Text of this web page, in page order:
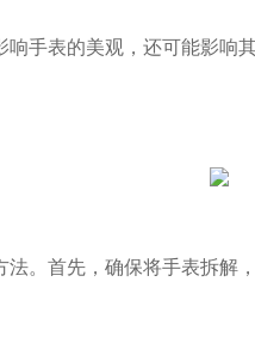
表的美观，还可能影响
首先，确保将手表拆解